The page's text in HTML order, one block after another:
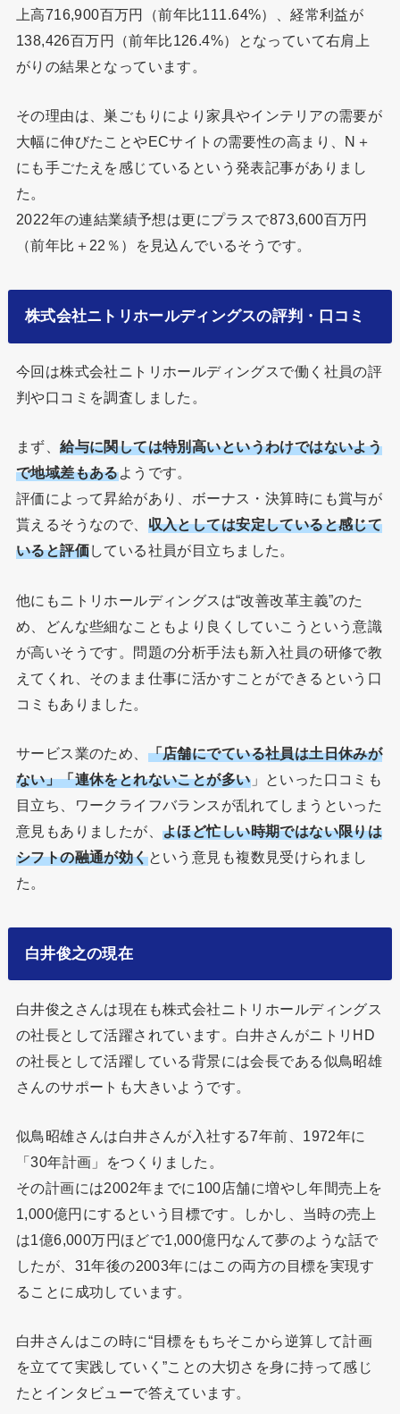
上高716,900百万円（前年比111.64%）、経常利益が
138,426百万円（前年比126.4%）となっていて右肩上
がりの結果となっています。
その理由は、巣ごもりにより家具やインテリアの需要が
大幅に伸びたことやECサイトの需要性の高まり、N＋
にも手ごたえを感じているという発表記事がありまし
た。
2022年の連結業績予想は更にプラスで873,600百万円
（前年比＋22％）を見込んでいるそうです。
株式会社ニトリホールディングスの評判・口コミ
今回は株式会社ニトリホールディングスで働く社員の評
判や口コミを調査しました。
まず、給与に関しては特別高いというわけではないよう
で地域差もあるようです。
評価によって昇給があり、ボーナス・決算時にも賞与が
貰えるそうなので、 収入としては安定していると感じて
いると評価している社員が目立ちました。
他にもニトリホールディングスは“改善改革主義”のた
め、どんな些細なこともより良くしていこうという意識
が高いそうです。問題の分析手法も新入社員の研修で教
えてくれ、そのまま仕事に活かすことができるという口
コミもありました。
サービス業のため、 「店舗にでている社員は土日休みが
ない」「連休をとれないことが多い」といった口コミも
目立ち、ワークライフバランスが乱れてしまうといった
意見もありましたが、よほど忙しい時期ではない限りは
シフトの融通が効くという意見も複数見受けられまし
た。
白井俊之の現在
白井俊之さんは現在も株式会社ニトリホールディングス
の社長として活躍されています。白井さんがニトリHD
の社長として活躍している背景には会長である似鳥昭雄
さんのサポートも大きいようです。
似鳥昭雄さんは白井さんが入社する7年前、1972年に
「30年計画」をつくりました。
その計画には2002年までに100店舗に増やし年間売上を
1,000億円にするという目標です。しかし、当時の売上
は1億6,000万円ほどで1,000億円なんて夢のような話で
したが、31年後の2003年にはこの両方の目標を実現す
ることに成功しています。
白井さんはこの時に“目標をもちそこから逆算して計画
を立てて実践していく”ことの大切さを身に持って感じ
たとインタビューで答えています。